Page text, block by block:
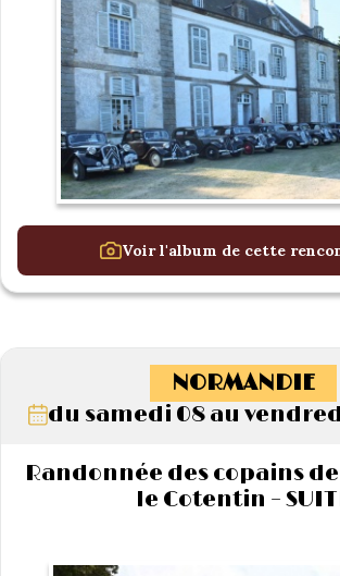
Voir l'album de cette
NORMANDIE
du samedi 08 au
Randonnée des copains
le Cotentin –